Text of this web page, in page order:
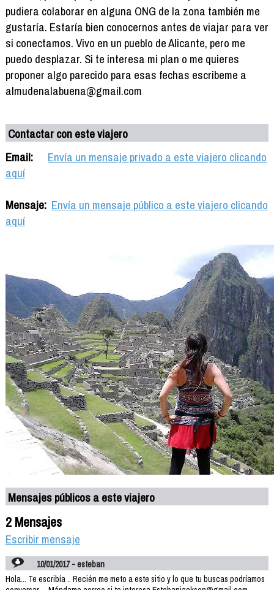
pudiera colaborar en alguna ONG de la zona también me
gustaría. Estaría bien conocernos antes de viajar para ver
si conectamos. Vivo en un pueblo de Alicante, pero me
puedo desplazar. Si te interesa mi plan o me quieres
proponer algo parecido para esas fechas escribeme a
almudenalabuena@gmail.com
Contactar con este viajero
Email:
Envía un mensaje privado a este viajero clicando
aquí
Mensaje: Envía un mensaje público a este viajero clicando
aquí
Mensajes públicos a este viajero
2 Mensajes
Escribir mensaje
10/01/2017 - esteban
Hola... Te escribía .. Recién me meto a este sitio y lo que tu buscas podríamos